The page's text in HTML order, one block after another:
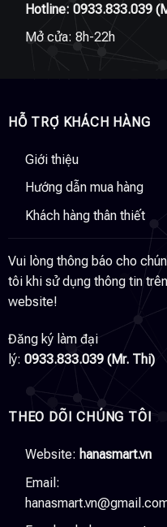
Hotline: 0933.833.039
Mở cửa: 8h-22h
HỖ TRỢ KHÁCH HÀNG
Giới thiệu
Hướng dẫn mua hàng
Khách hàng thân thiết
Vui lòng thông báo cho
tôi khi sử dụng thông tin trên
website!
Đăng ký làm đại
lý: 0933.833.039 (Mr. Thi)
THEO DÕI CHÚNG TÔI
Website: hanasmart.vn
Email: